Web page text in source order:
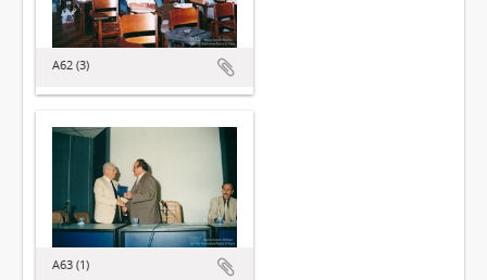
A62 (3)
A63 (1)